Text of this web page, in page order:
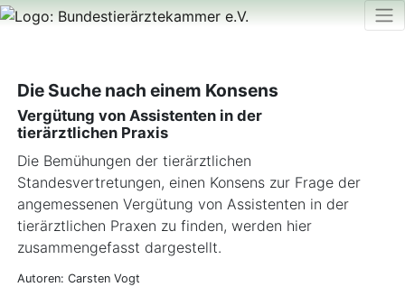
Die Suche nach einem Konsens
Vergütung von Assistenten in der
tierärztlichen Praxis
Die Bemühungen der tierärzt­lichen
Standesvertretungen, einen Konsens zur Frage der
angemessenen Vergütung von Assistenten in der
tierärztlichen Praxen zu finden, werden hier
zusammengefasst dargestellt.
Autoren: Carsten Vogt